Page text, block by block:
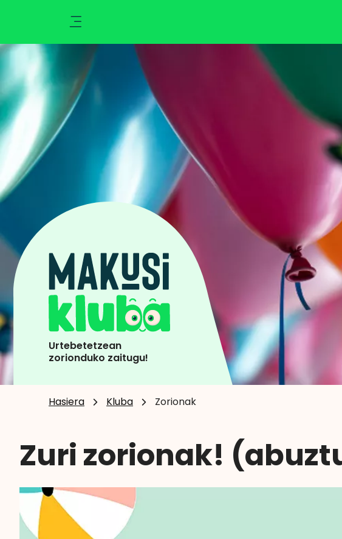
Ikusi Kluba
Aktualitatea
Berriak
Zozketak
Zorionak
Argazkiak
Abantailak
Eragiketaren emaitza
Klisk
Urtebetetzean
zorionduko zaitugu!
Hasiera Kluba Zorionak
Zuri zorionak!